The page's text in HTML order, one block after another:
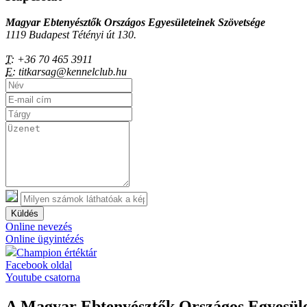
Magyar Ebtenyésztők Országos Egyesületeinek Szövetsége
1119 Budapest Tétényi út 130.
T: +36 70 465 3911
E: titkarsag@kennelclub.hu
Küldés
Online nevezés
Online ügyintézés
Champion értéktár
Facebook oldal
Youtube csatorna